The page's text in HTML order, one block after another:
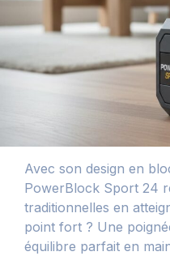
Avec son design en
PowerBlock Sport 24
traditionnelles en
point fort ? Une
équilibre parfait en